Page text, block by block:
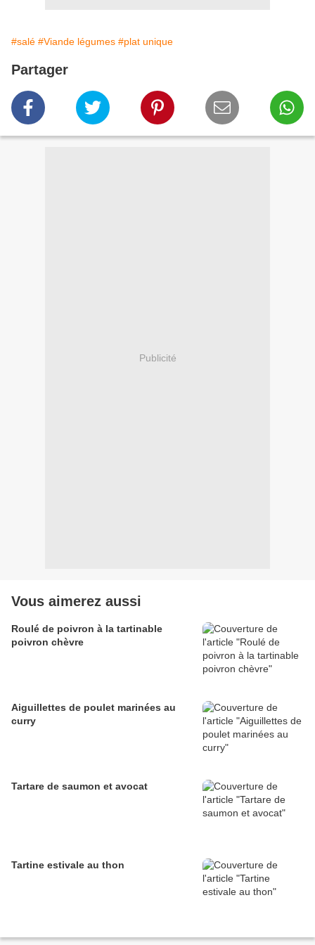
#salé #Viande légumes #plat unique
Partager
Publicité
Vous aimerez aussi
Roulé de poivron à la tartinable
poivron chèvre
Aiguillettes de poulet marinées au
curry
Tartare de saumon et avocat
Tartine estivale au thon